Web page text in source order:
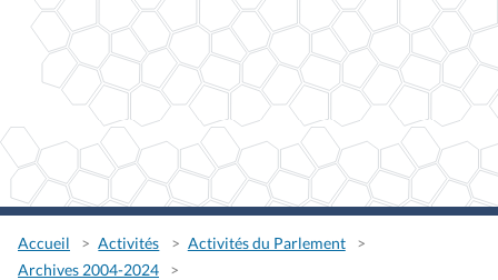
Accueil Activités
Activités du Parlement
Archives 2004-2024